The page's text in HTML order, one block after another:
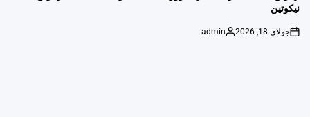
نیکوتین
on
جولای 18, 2026
Posted
admin